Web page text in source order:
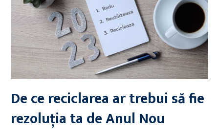
De ce reciclarea ar trebui să fie
rezoluția ta de Anul Nou